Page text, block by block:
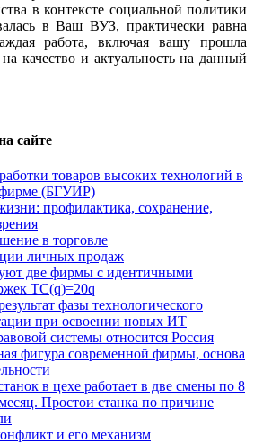
в контексте социальной политики
в Ваш ВУЗ, практически равна
работа, включая вашу прошла
качество и актуальность на данный
сайте
товаров высоких технологий в
(БГУИР)
профилактика, сохранение,
в торговле
личных продаж
две фирмы с идентичными
TC(q)=20q
фазы технологического
при освоении новых ИТ
системы относится Россия
фигура современной фирмы, основа
в цехе работает в две смены по 8
Простои станка по причине
и его механизм